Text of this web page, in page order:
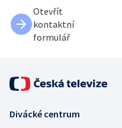
Otevřít
kontaktní
formulář
Divácké centrum